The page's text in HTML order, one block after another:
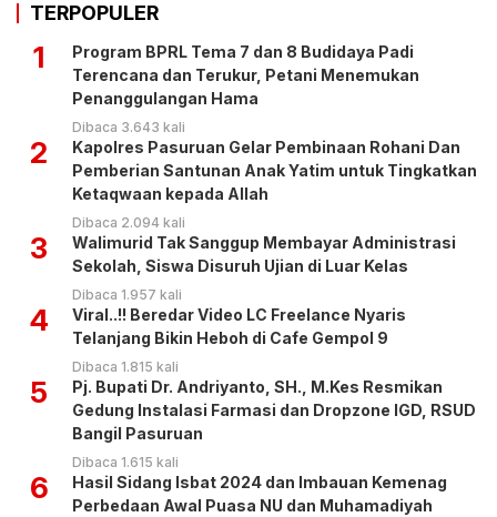
TERPOPULER
1
Program BPRL Tema 7 dan 8 Budidaya Padi
Terencana dan Terukur, Petani Menemukan
Penanggulangan Hama
Dibaca 3.643 kali
2
Kapolres Pasuruan Gelar Pembinaan Rohani Dan
Pemberian Santunan Anak Yatim untuk Tingkatkan
Ketaqwaan kepada Allah
Dibaca 2.094 kali
3
Walimurid Tak Sanggup Membayar Administrasi
Sekolah, Siswa Disuruh Ujian di Luar Kelas
Dibaca 1.957 kali
4
Viral..!! Beredar Video LC Freelance Nyaris
Telanjang Bikin Heboh di Cafe Gempol 9
Dibaca 1.815 kali
5
Pj. Bupati Dr. Andriyanto, SH., M.Kes Resmikan
Gedung Instalasi Farmasi dan Dropzone IGD, RSUD
Bangil Pasuruan
Dibaca 1.615 kali
6
Hasil Sidang Isbat 2024 dan Imbauan Kemenag
Perbedaan Awal Puasa NU dan Muhamadiyah